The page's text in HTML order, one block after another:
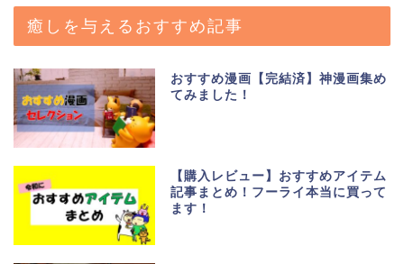
癒しを与えるおすすめ記事
おすすめ漫画【完結済】神漫画集め
てみました！
【購入レビュー】おすすめアイテム
記事まとめ！フーライ本当に買って
ます！